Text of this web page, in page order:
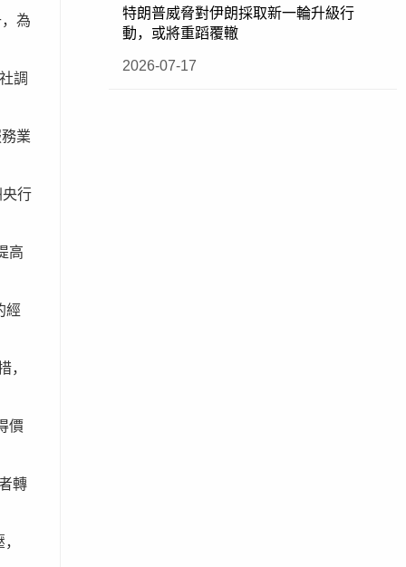
為
調
業
央行
高
經
，
價
轉
特朗普威脅對伊朗採取新一輪升級行
動，或將重蹈覆轍
2026-07-17